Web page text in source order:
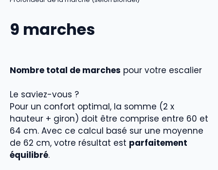
9 marches
Nombre total de marches pour votre escalier
Le saviez-vous ?
Pour un confort optimal, la somme (2 x
hauteur + giron) doit être comprise entre 60 et
64 cm. Avec ce calcul basé sur une moyenne
de 62 cm, votre résultat est parfaitement
équilibré.